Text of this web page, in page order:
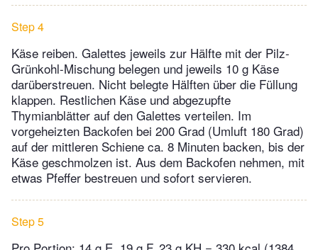
Step 4
Käse reiben. Galettes jeweils zur Hälfte mit der Pilz-
Grünkohl-Mischung belegen und jeweils 10 g Käse
darüberstreuen. Nicht belegte Hälften über die Füllung
klappen. Restlichen Käse und abgezupfte
Thymianblätter auf den Galettes verteilen. Im
vorgeheizten Backofen bei 200 Grad (Umluft 180 Grad)
auf der mittleren Schiene ca. 8 Minuten backen, bis der
Käse geschmolzen ist. Aus dem Backofen nehmen, mit
etwas Pfeffer bestreuen und sofort servieren.
Step 5